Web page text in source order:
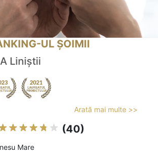
UL ȘOIMII
Liniştii
Arată mai multe >>
(40)
Mare